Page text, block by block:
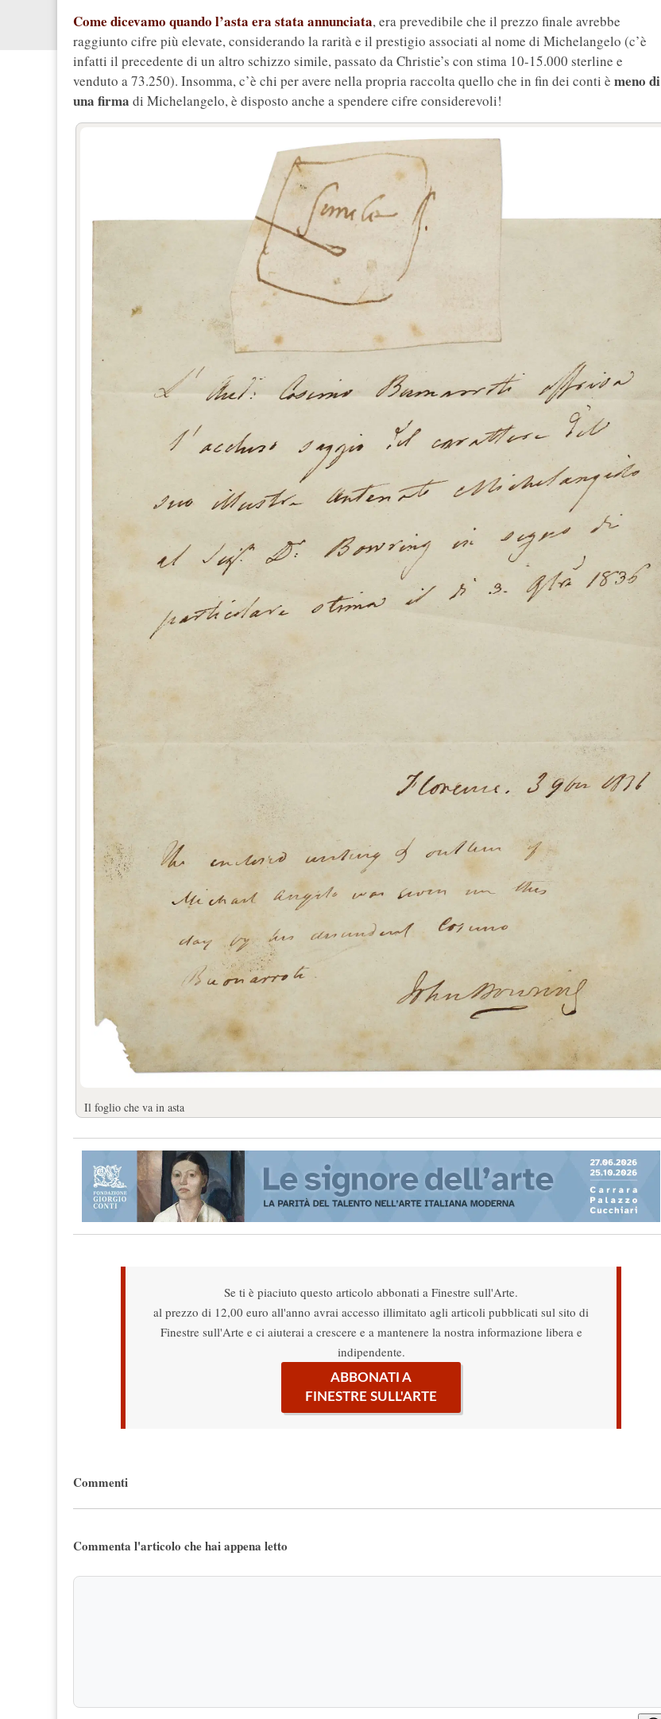
Come dicevamo quando l’asta era stata annunciata, era prevedibile che il prezzo finale avrebbe
raggiunto cifre più elevate, considerando la rarità e il prestigio associati al nome di Michelangelo (c’è
infatti il precedente di un altro schizzo simile, passato da Christie’s con stima 10-15.000 sterline e
venduto a 73.250). Insomma, c’è chi per avere nella propria raccolta quello che in fin dei conti è meno di
una firma di Michelangelo, è disposto anche a spendere cifre considerevoli!
Il foglio che va in asta
Se ti è piaciuto questo articolo abbonati a Finestre sull'Arte.
al prezzo di 12,00 euro all'anno avrai accesso illimitato agli articoli pubblicati sul sito di
Finestre sull'Arte e ci aiuterai a crescere e a mantenere la nostra informazione libera e
indipendente.
ABBONATI A
FINESTRE SULL'ARTE
Commenti
Commenta l'articolo che hai appena letto